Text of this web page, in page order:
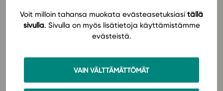
Voit milloin tahansa muokata evästeasetuksiasi tällä
sivulla. Sivulla on myös lisätietoja käyttämistämme
evästeistä.
VAIN VÄLTTÄMÄTTÖMÄT
Millaisia erilaisia tapoja oppituntien pitämiseen
löytyy?
Parhaat kollegoiden jakamat vinkit
vinkkejä sekä halutessasi jakamaan omia
kokemuksiasi. Etätapaamisessa sinulla on